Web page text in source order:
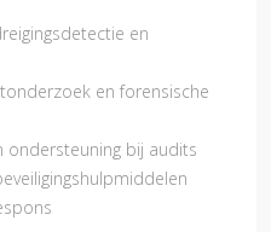
en
en forensische
ondersteuning bij audits